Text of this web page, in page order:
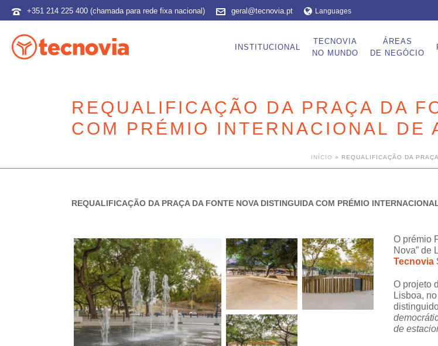
+351 214 225 400 (chamada para rede fixa nacional) geral@tecnovia.pt Languages
INSTITUCIONAL
TECNOVIA
NO MUNDO
ÁREAS
DE NEGÓCIO
REQUALIFICAÇÃO DA PRAÇA DA
COM PRÉMIO INTERNACIONAL DE
INÍCIO » REQUALIFICAÇÃO DA
REQUALIFICAÇÃO DA PRAÇA DA FONTE NOVA DISTINGUIDA COM PRÉMIO
O prémio
Nova” de
Tecnovia
O projeto
Lisboa,
de